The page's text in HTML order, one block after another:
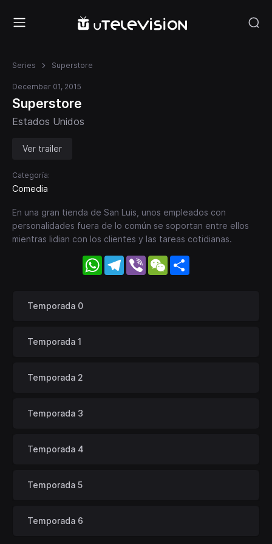
Series Superstore
December 01, 2015
Superstore
Estados Unidos
Ver trailer
Categoría:
Comedia
En una gran tienda de San Luis, unos empleados con
personalidades fuera de lo común se soportan entre ellos
mientras lidian con los clientes y las tareas cotidianas.
WhatsApp
Telegram
Viber WeChat
Temporada 0
Temporada 1
Temporada 2
Temporada 3
Temporada 4
Temporada 5
Temporada 6